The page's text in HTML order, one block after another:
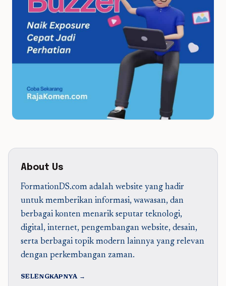
About Us
FormationDS.com adalah website yang hadir
untuk memberikan informasi, wawasan, dan
berbagai konten menarik seputar teknologi,
digital, internet, pengembangan website, desain,
serta berbagai topik modern lainnya yang relevan
dengan perkembangan zaman.
SELENGKAPNYA →